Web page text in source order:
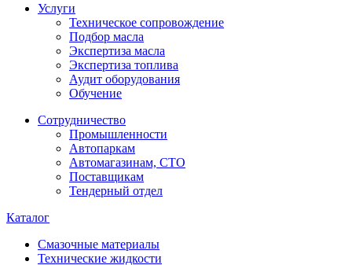
Услуги
Техническое сопровождение
Подбор масла
Экспертиза масла
Экспертиза топлива
Аудит оборудования
Обучение
Сотрудничество
Промышленности
Автопаркам
Автомагазинам, СТО
Поставщикам
Тендерный отдел
Каталог
Смазочные материалы
Технические жидкости